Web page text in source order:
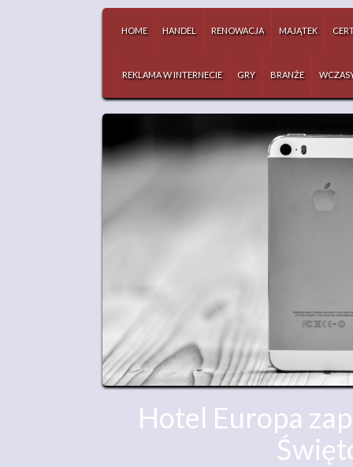
HOME HANDEL RENOWACJA MAJĄTEK
REKLAMA W INTERNECIE GRY BRANŻE
Hotel Europa